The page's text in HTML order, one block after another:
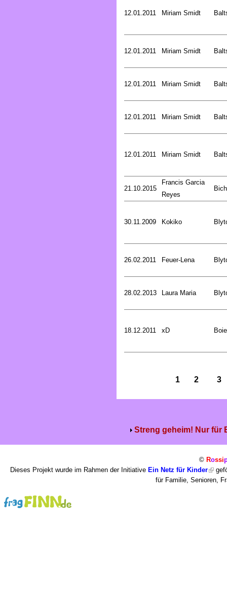
12.01.2011 Miriam Smidt
12.01.2011 Miriam Smidt
12.01.2011 Miriam Smidt
12.01.2011 Miriam Smidt
12.01.2011 Miriam Smidt
21.10.2015
Francis Garcia
Reyes
30.11.2009 Kokiko
26.02.2011 Feuer-Lena
28.02.2013 Laura Maria
18.12.2011 xD
1 2 3
Streng geheim! Nur für
© Rossi
Dieses Projekt wurde im Rahmen der Initiative Ein Netz für Kinder
für Familie, Senioren,